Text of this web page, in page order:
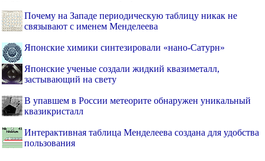
Почему на Западе периодическую таблицу никак не
связывают с именем Менделеева
Японские химики синтезировали «нано-Сатурн»
Японские ученые создали жидкий квазиметалл,
застывающий на свету
В упавшем в России метеорите обнаружен уникальный
квазикристалл
Интерактивная таблица Менделеева создана для удобства
пользования